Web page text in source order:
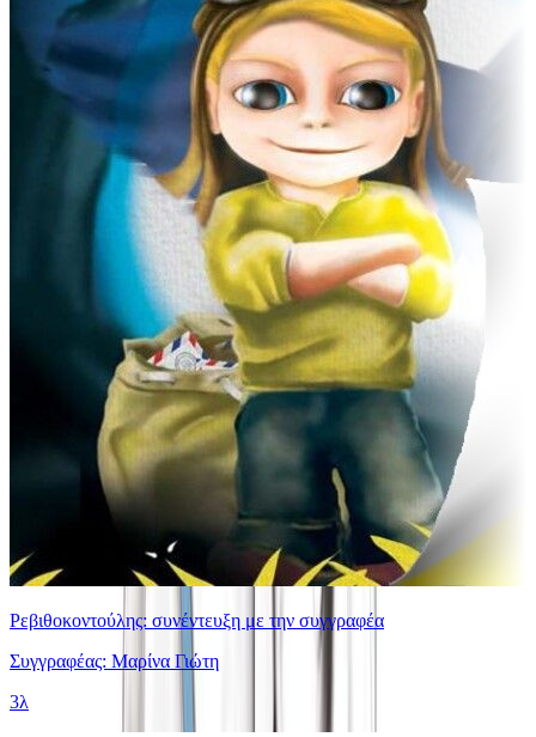
Ρεβιθοκοντούλης: συνέντευξη με την συγγραφέα
Συγγραφέας: Μαρίνα Γιώτη
3λ